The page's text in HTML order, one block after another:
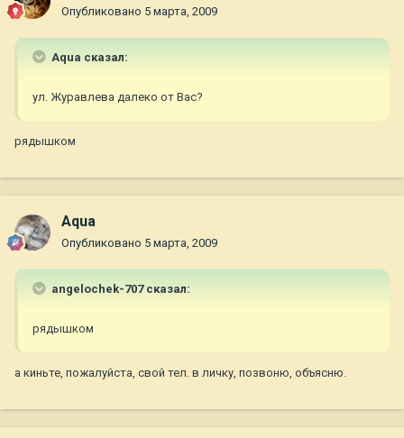
Опубликовано 5 марта, 2009
Aqua сказал:
ул. Журавлева далеко от Вас?
рядышком
Aqua
Опубликовано 5 марта, 2009
angelochek-707 сказал:
рядышком
а киньте, пожалуйста, свой тел. в личку, позвоню, объясню.